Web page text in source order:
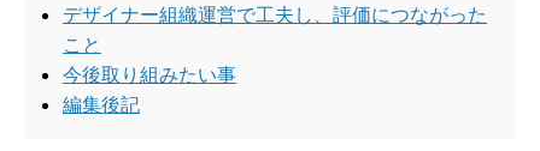
デザイナー組織運営で工夫し、評価につながった
こと
今後取り組みたい事
編集後記